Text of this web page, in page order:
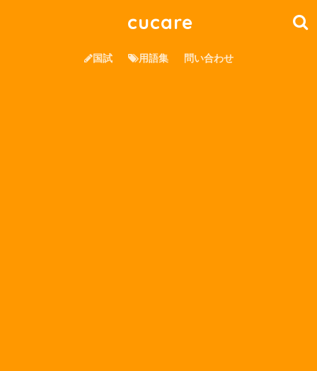
cucare
国試 用語集 問い合わせ